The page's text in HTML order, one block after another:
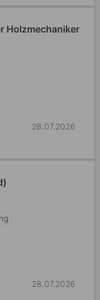
Holzmechaniker
28.07.2026
28.07.2026